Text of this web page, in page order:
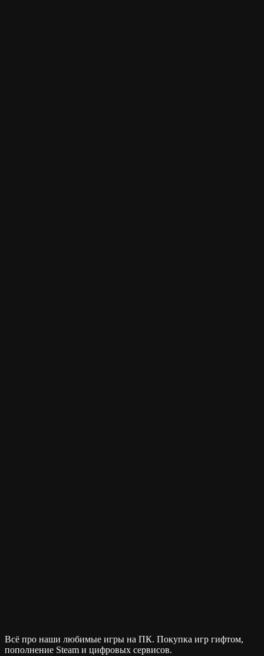
Всё про наши любимые игры на ПК. Покупка игр гифтом,
пополнение Steam и цифровых сервисов.